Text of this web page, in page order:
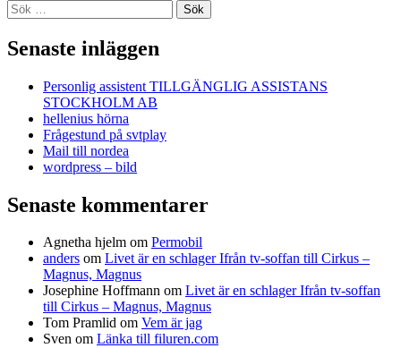
Sök
efter:
Senaste inläggen
Personlig assistent TILLGÄNGLIG ASSISTANS
STOCKHOLM AB
hellenius hörna
Frågestund på svtplay
Mail till nordea
wordpress – bild
Senaste kommentarer
Agnetha hjelm om Permobil
anders om Livet är en schlager Ifrån tv-soffan till Cirkus –
Magnus, Magnus
Josephine Hoffmann om Livet är en schlager Ifrån tv-soffan
till Cirkus – Magnus, Magnus
Tom Pramlid om Vem är jag
Sven om Länka till filuren.com